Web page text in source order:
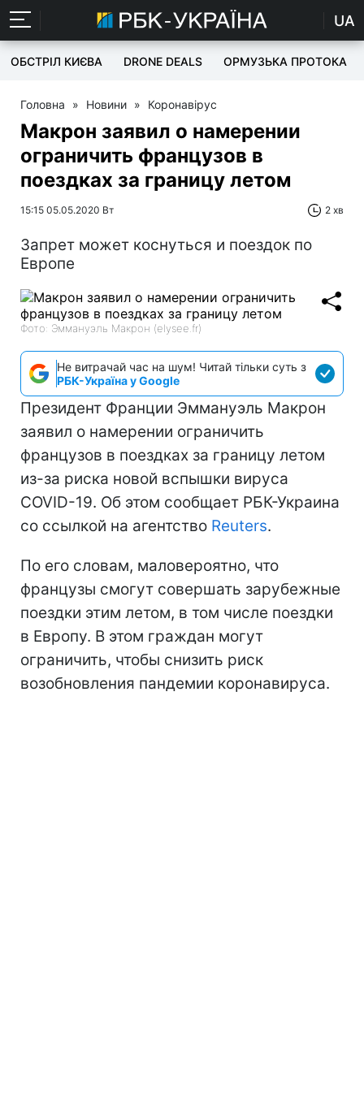
UA
ОБСТРІЛ КИЄВА DRONE DEALS ОРМУЗЬКА ПРОТОКА
Головна » Новини » Коронавірус
Макрон заявил о намерении
ограничить французов в
поездках за границу летом
15:15 05.05.2020 Вт 2 хв
Запрет может коснуться и поездок по
Европе
Фото: Эммануэль Макрон (elysee.fr)
Не витрачай час на шум! Читай тільки суть з
РБК-Україна у Google
Президент Франции Эммануэль Макрон
заявил о намерении ограничить
французов в поездках за границу летом
из-за риска новой вспышки вируса
COVID-19. Об этом сообщает РБК-Украина
со ссылкой на агентство Reuters.
По его словам, маловероятно, что
французы смогут совершать зарубежные
поездки этим летом, в том числе поездки
в Европу. В этом граждан могут
ограничить, чтобы снизить риск
возобновления пандемии коронавируса.